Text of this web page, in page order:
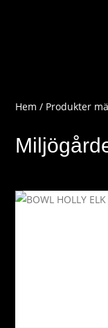
Hem / Produkter